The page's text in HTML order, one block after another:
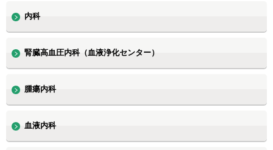
内科
腎臓高血圧内科（血液浄化センター）
腫瘍内科
血液内科